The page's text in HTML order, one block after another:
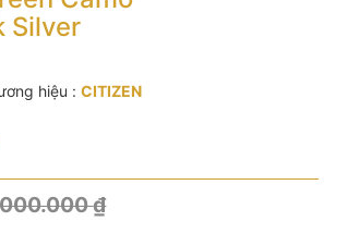
Silver
hiệu :CITIZEN
₫